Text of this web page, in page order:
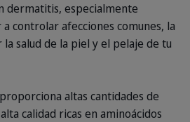
dermatitis, especialmente
controlar afecciones comunes, la
salud de la piel y el pelaje de tu
altas cantidades de
calidad ricas en aminoácidos